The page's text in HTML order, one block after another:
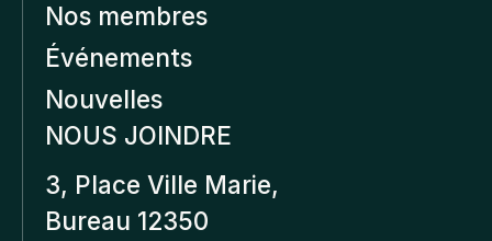
Nos membres
Événements
Nouvelles
NOUS JOINDRE
3, Place Ville Marie,
Bureau 12350